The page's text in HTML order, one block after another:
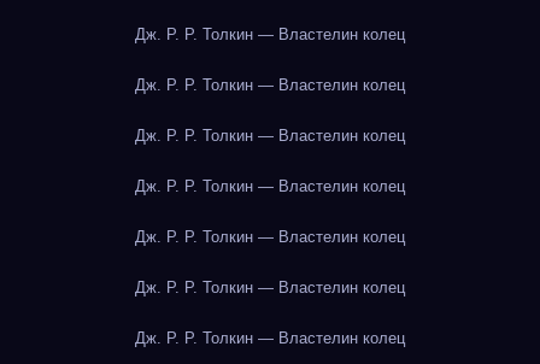
Дж. Р. Р. Толкин — Властелин колец
Дж. Р. Р. Толкин — Властелин колец
Дж. Р. Р. Толкин — Властелин колец
Дж. Р. Р. Толкин — Властелин колец
Дж. Р. Р. Толкин — Властелин колец
Дж. Р. Р. Толкин — Властелин колец
Дж. Р. Р. Толкин — Властелин колец